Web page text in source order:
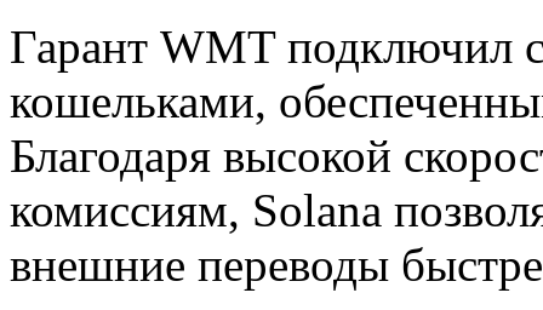
Гарант WMT подключил
кошельками,
Благодаря высокой
комиссиям, Solana
внешние переводы